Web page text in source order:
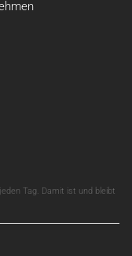
Tag. Damit ist und bleibt